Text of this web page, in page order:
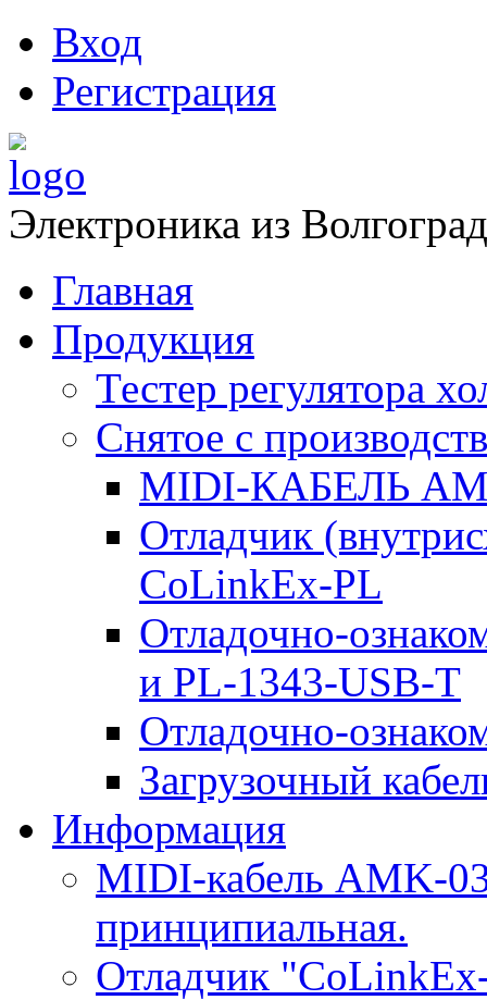
Вход
Регистрация
Электроника из
Главная
Продукция
Тестер регулятора
Снятое с
MIDI-КАБЕЛЬ
Отладчик
CoLinkEx-PL
Отладочно-
и PL-1343-USB-T
Отладочно-
Загрузочный
Информация
MIDI-кабель AMK-
принципиальная.
Отладчик